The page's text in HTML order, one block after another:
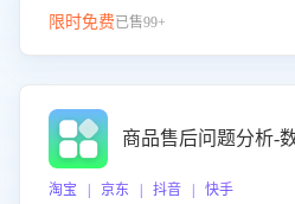
限时免费已售99+
商品售后问题分析-
淘宝 | 京东 | 抖音 | 快手